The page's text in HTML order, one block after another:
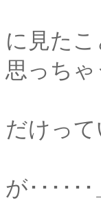
「で
に見た
思っち
承者
だけっ
「い
が･･････